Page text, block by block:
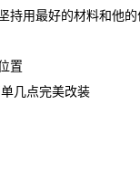
持用最好的材料和他的
置
几点完美改装